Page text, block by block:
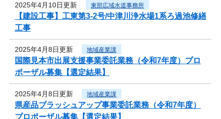
2025年4月10日更新 東部広域水道事務所
【建設工事】工東第3-2号/中津川浄水場1系ろ過池修繕
工事
2025年4月8日更新 地域産業課
国際見本市出展支援事業委託業務（令和7年度）プロ
ポーザル募集【選定結果】
2025年4月8日更新 地域産業課
県産品ブラッシュアップ事業委託業務（令和7年度）
プロポーザル募集【選定結果】